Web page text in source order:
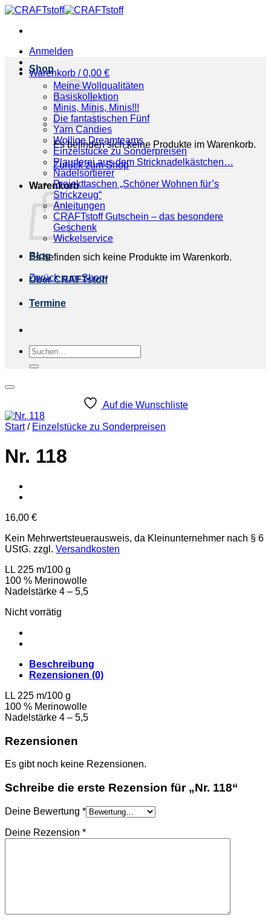
Zum
springen
Anmelden
Warenkorb /0,00 €
Es befinden sich keine Produkte im Warenkorb.
Zurück zum Shop
Warenkorb
Es befinden sich keine Produkte im Warenkorb.
Zurück zum Shop
Shop
Meine Wollqualitäten
Basiskollektion
Minis, Minis, Minis!!!
Die fantastischen Fünf
Yarn Candies
Wollige Dreamteams
Einzelstücke zu Sonderpreisen
Plauderei aus dem Stricknadelkästchen…
Nadelsortierer
Projekttaschen „Schöner Wohnen für’s
Strickzeug“
Anleitungen
CRAFTstoff Gutschein – das besondere
Geschenk
Wickelservice
Blog
Über CRAFTstoff
Termine
Suchen
nach:
Auf die Wunschliste
Start / Einzelstücke zu Sonderpreisen
Nr. 118
16,00 €
Kein Mehrwertsteuerausweis, da Kleinunternehmer nach § 6
UStG. zzgl. Versandkosten
LL 225 m/100 g
100 % Merinowolle
Nadelstärke 4 – 5,5
Nicht vorrätig
Beschreibung
Rezensionen (0)
LL 225 m/100 g
100 % Merinowolle
Nadelstärke 4 – 5,5
Rezensionen
Es gibt noch keine Rezensionen.
Schreibe die erste Rezension für „Nr. 118“
Deine Bewertung *
Deine Rezension *